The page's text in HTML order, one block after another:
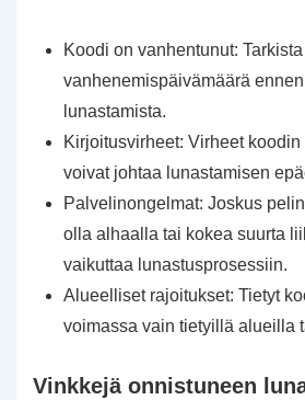
Koodi on vanhentunut:
vanhenemispäivämäärä
lunastamista.
Kirjoitusvirheet: Virheet
voivat johtaa lunastamisen
Palvelinongelmat: Joskus
olla alhaalla tai kokea suurta
vaikuttaa lunastusprosessiin.
Alueelliset rajoitukset: Tietyt
voimassa vain tietyillä alueilla
Vinkkejä onnistuneen